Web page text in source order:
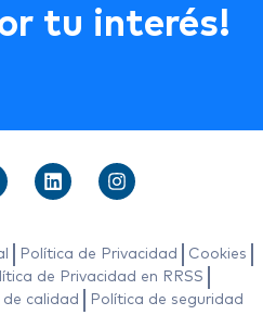
tu interés!
Política de Privacidad
Cookies
de Privacidad en RRSS
de calidad
Política de seguridad